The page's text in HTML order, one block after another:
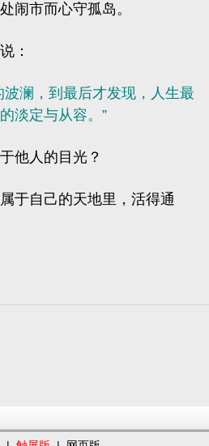
闹市而心守孤岛。
：
波澜，到最后才发现，人生最
淡定与从容。”
他人的目光？
于自己的天地里，活得通